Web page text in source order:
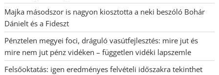
Majka másodszor is nagyon kiosztotta a neki beszóló Bohár
Dánielt és a Fideszt
Pénztelen megyei foci, dráguló vasútfejlesztés: mire jut és
mire nem jut pénz vidéken – független vidéki lapszemle
Felsőoktatás: igen eredményes felvételi időszakra tekinthet